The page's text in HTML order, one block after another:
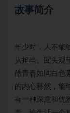
故事简介
年少时，人不能
从担当。回头观
酷青春如同白色
的内心释然，能
有一种深意和优